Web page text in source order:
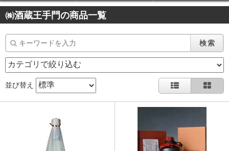
㈱酒蔵王手門の商品一覧
検索
並び替え